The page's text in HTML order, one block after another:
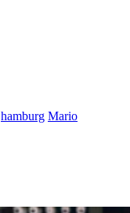
hamburg Mario